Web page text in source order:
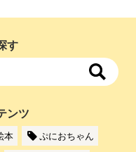
す
ンツ
本
ぷにおちゃん